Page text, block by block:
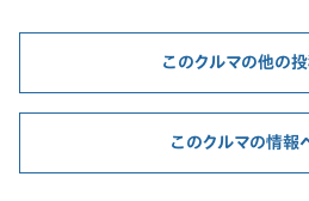
このクルマの他の
このクルマの情報